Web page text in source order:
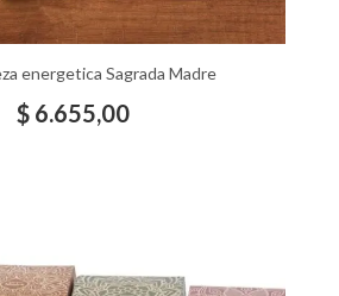
energetica Sagrada Madre
$6.655,00